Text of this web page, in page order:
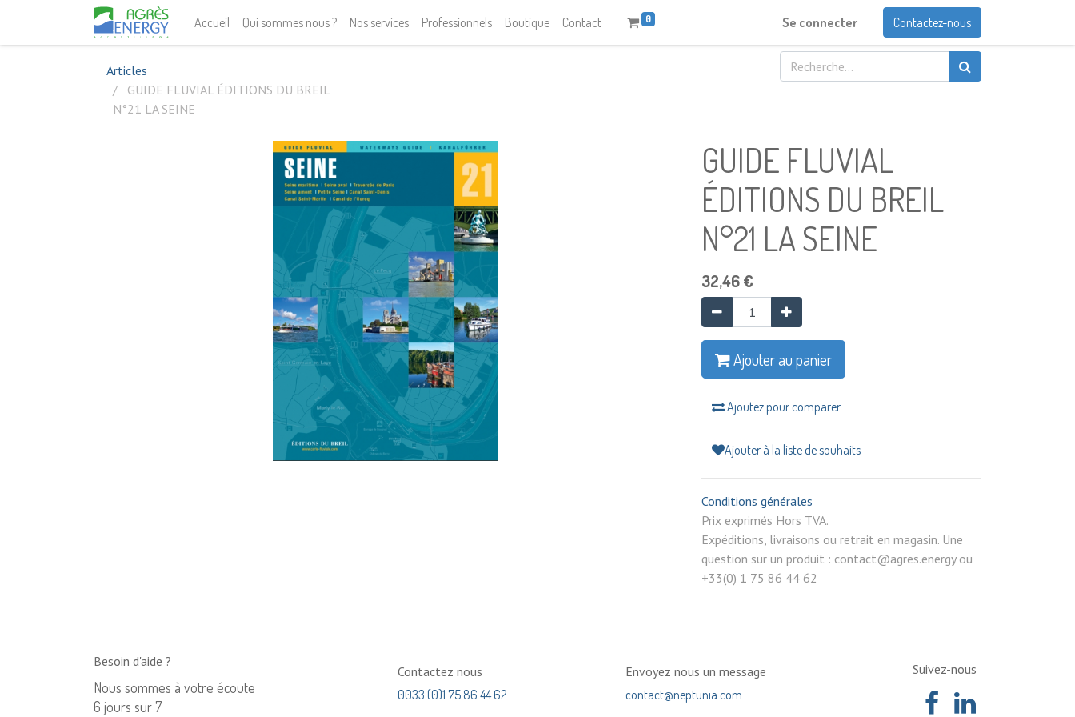
Accueil Qui sommes nous ? Nos services Professionnels Boutique Contact 0 Se connecter Contactez-nous
Articles
GUIDE FLUVIAL ÉDITIONS DU BREIL
N°21 LA SEINE
GUIDE FLUVIAL
ÉDITIONS DU BREIL
N°21 LA SEINE
32,46€
Ajouter au panier
Ajoutez pour comparer
Ajouter à la liste de souhaits
Conditions générales
Prix exprimés Hors TVA.
Expéditions, livraisons ou retrait en magasin. Une
question sur un produit : contact@agres.energy ou
+33(0) 1 75 86 44 62
Besoin d'aide ?
Nous sommes à votre écoute
6 jours sur 7
Contactez nous
0033 (0)1 75 86 44 62
Envoyez nous un message
contact@neptunia.com
Suivez-nous